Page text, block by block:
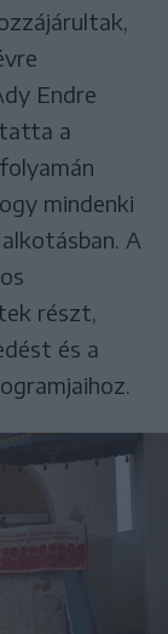
Endre
a
mindenki
A
részt,
és a